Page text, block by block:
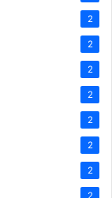
2
2
2
2
2
2
2
2